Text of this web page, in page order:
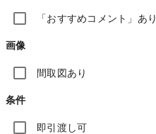
「おすすめコメント」あり
画像
間取図あり
条件
即引渡し可